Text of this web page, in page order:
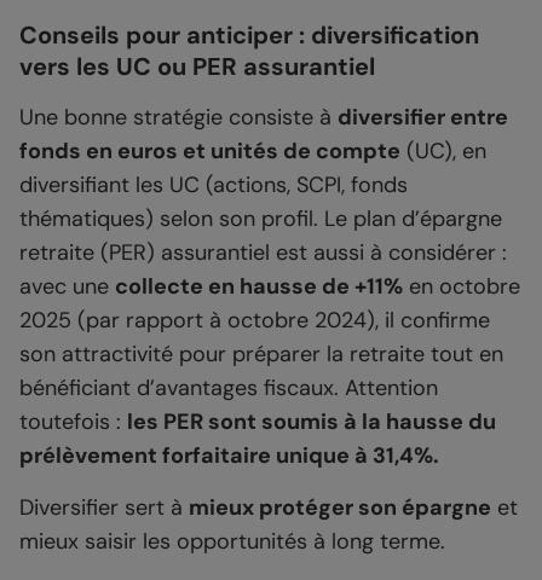
Conseils pour anticiper : diversification
vers les UC ou PER assurantiel
Une bonne stratégie consiste à diversifier entre
fonds en euros et unités de compte (UC), en
diversifiant les UC (actions, SCPI, fonds
thématiques) selon son profil. Le plan d’épargne
retraite (PER) assurantiel est aussi à considérer :
avec une collecte en hausse de +11% en octobre
2025 (par rapport à octobre 2024), il confirme
son attractivité pour préparer la retraite tout en
bénéficiant d’avantages fiscaux. Attention
toutefois : les PER sont soumis à la hausse du
prélèvement forfaitaire unique à 31,4%.
Diversifier sert à mieux protéger son épargne et
mieux saisir les opportunités à long terme.